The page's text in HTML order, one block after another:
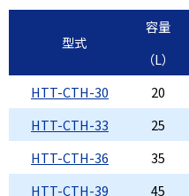
型式
容量
（L）
HTT-CTH-30
20
HTT-CTH-33
25
HTT-CTH-36
35
HTT-CTH-39
45